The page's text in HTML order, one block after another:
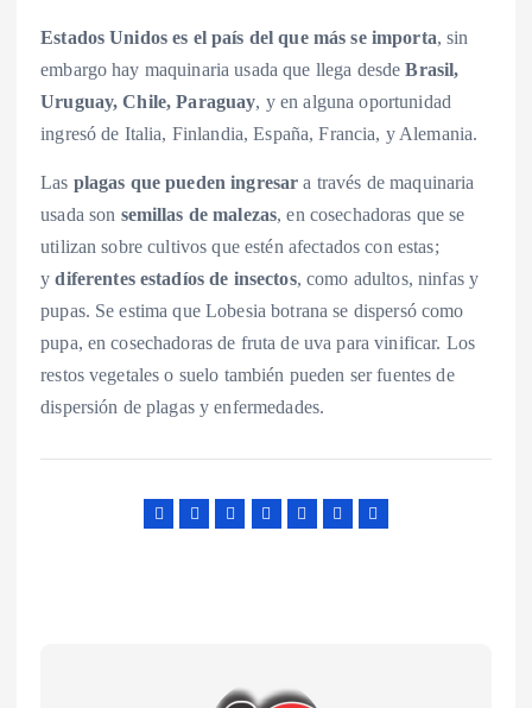
Estados Unidos es el país del que más se importa, sin
embargo hay maquinaria usada que llega desdeBrasil,
Uruguay, Chile, Paraguay, y en alguna oportunidad
ingresó de Italia, Finlandia, España, Francia, y Alemania.
Las plagas que pueden ingresar a través de maquinaria
usada son semillas de malezas, en cosechadoras que se
utilizan sobre cultivos que estén afectados con estas;
ydiferentes estadíos de insectos, como adultos, ninfas y
pupas. Se estima que Lobesia botrana se dispersó como
pupa, en cosechadoras de fruta de uva para vinificar. Los
restos vegetales o suelo también pueden ser fuentes de
dispersión de plagas y enfermedades.